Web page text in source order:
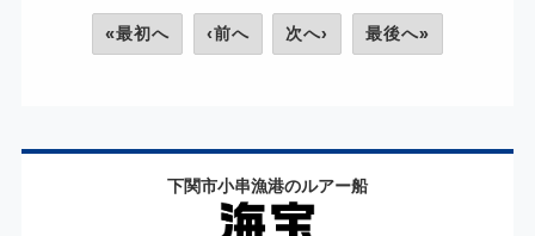
«最初へ ‹前へ 次へ› 最後へ»
下関市小串漁港のルアー船